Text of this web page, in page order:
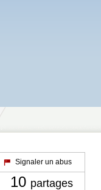
Signaler un abus
10 partages